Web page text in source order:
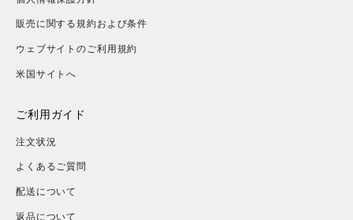
販売に関する規約および条件
ウェブサイトのご利用規約
米国サイトへ
ご利用ガイド
注文状況
よくあるご質問
配送について
返品について